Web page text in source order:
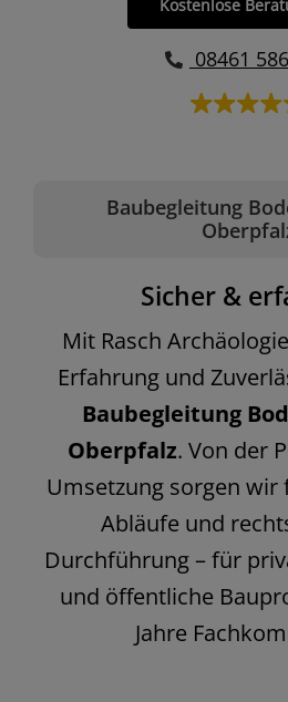
Baubegleitung
Sicher &
Mit Rasch
Erfahrung und
Baubegleitung
Oberpfalz. Von der
Umsetzung sorgen wir
Abläufe und
Durchführung – für
und öffentliche
Jahre
Kostenlose
08461